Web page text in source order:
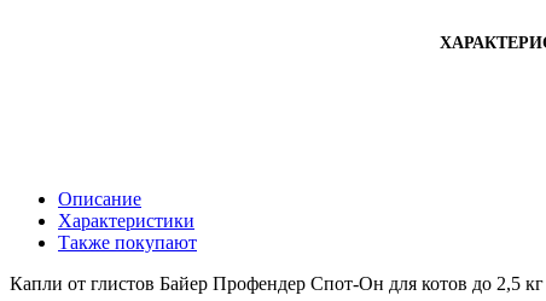
Описание
Характеристики
Также покупают
Капли от глистов Байер Профендер Спот-Он для котов до 2,5